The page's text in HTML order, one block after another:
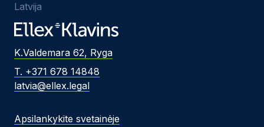
Latvija
K.Valdemara 62, Ryga
T. +371 678 14848
latvia@ellex.legal
Apsilankykite svetainėje